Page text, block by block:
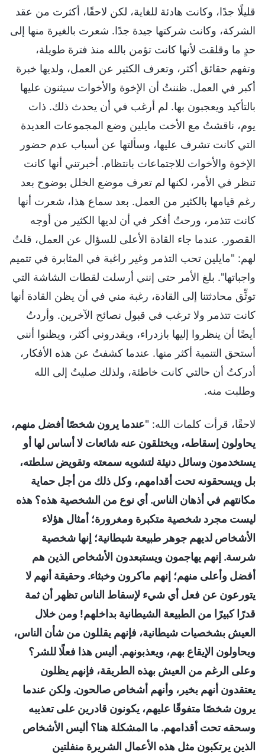
قليلًا جدًا، وكانت هادئة للغاية، لكن لاحقًا، أكثرت من عقد
الشركة، وكانت شركتها جيدة جدًا. شعرت بالغيرة منها إلى
حدٍ ما وقلقت لأنها كانت تؤمن بالله منذ فترة طويلة،
وتفهم حقائق أكثر، وتعرف الكثير عن العمل، ولديها خبرة
أكبر في العمل. ظننتُ أن الإخوة والأخوات سيثنون عليها
بالتأكيد ويعجبون بها. لم أرغب في أن يحدث ذلك. ذات
يوم، ناقشتُ مع الأخت مايلين وضع المجموعات العديدة
التي كانت تشرف عليها، وسألتها عن أسباب عدم حضور
الإخوة والأخوات للاجتماعات بانتظام. أخبرتني أنها كانت
تنظر في الأمر، لكنها لم تعرف موضع الخلل بوضوح بعد
رغم قيامها بالكثير من العمل. بعد سماع هذا، شعرت أنها
كانت تتذمر، ورحتُ أفكر في أن لديها الكثير من أوجه
القصور. عندما جاء القادة الأعلى للسؤال عن العمل، قلتُ
لهم: "مايلين تحب التذمر وغير راغبة في المثابرة في تتميم
واجباتها". بلغ الأمر حتى إنني أرسلت لقطات الشاشة التي
توثِّق محادثتنا إلى القادة، رغبة مني في أن يظن القادة أنها
كانت تتذمر ولا ترغب في قبول نصائح الآخرين. وأردتُ
أيضًا أن ينظروا إليها بازدراء، ويقدروني أكثر، ويظنوا أنني
أستحق التنمية أكثر منها. عندما كشفتُ عن هذه الأفكار،
أدركتُ أن حالتي كانت خاطئة، ولذلك صليتُ إلى الله
وطلبت منه.
لاحقًا، قرأت كلمات الله: "عندما يرون شخصًا أفضل منهم،
يحاولون إسقاطه، ويختلقون عنه شائعات لا أساس لها أو
يستخدمون وسائل دنيئة لتشويه سمعته وتقويض سلطته،
بل ويسحقونه تحت أقدامهم، وكل ذلك من أجل حماية
مكانتهم في أذهان الناس. أي نوع من الشخصية هذه؟ هذه
ليست مجرد شخصية متكبرة ومغرورة؛ أمثال هؤلاء
الأشخاص لديهم جوهر طبيعة شيطانية؛ إنها شخصية
شرسة. إنهم يهاجمون ويستبعدون الأشخاص الذين هم
أفضل وأعلى منهم؛ إنهم ماكرون وخبثاء. وحقيقة أنهم لا
يتورعون عن فعل أي شيء لإسقاط الناس تظهر أن ثمة
قدرًا كبيرًا من الطبيعة الشيطانية بداخلهم! ومن خلال
العيش بشخصيات شيطانية، فإنهم يقللون من شأن الناس،
ويحاولون الإيقاع بهم، ويعذبونهم. أليس هذا فعلًا للشر؟
وعلى الرغم من العيش بهذه الطريقة، فإنهم يظلون
يعتقدون أنهم بخير، وأنهم أشخاص صالحون. ولكن عندما
يرون شخصًا متفوقًا عليهم، يكونون قادرين على تعذيبه
وسحقه تحت أقدامهم. ما المشكلة هنا؟ أليس الأشخاص
الذين يرتكبون مثل هذه الأعمال الشريرة منفلتين